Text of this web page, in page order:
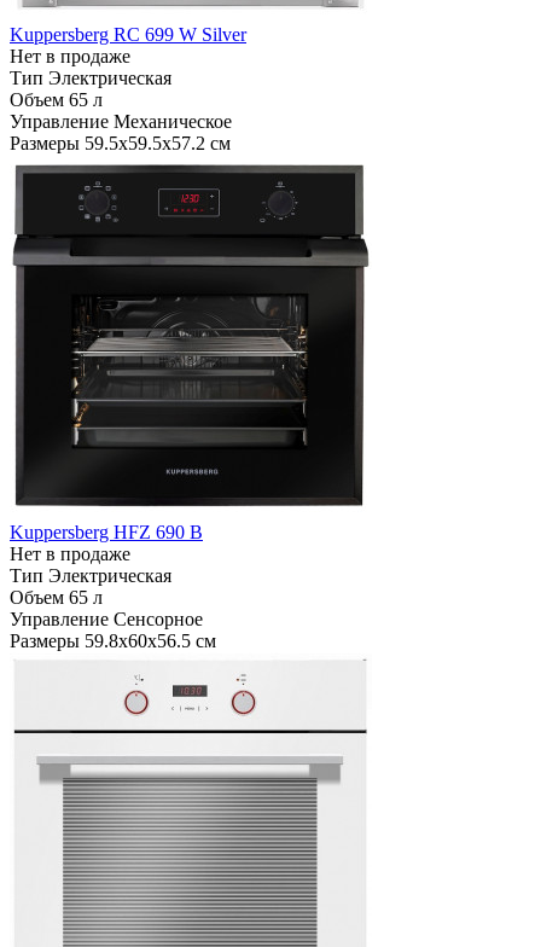
Kuppersberg RC 699 W Silver
Нет в продаже
Тип Электрическая
Объем 65 л
Управление Механическое
Размеры 59.5х59.5х57.2 см
Kuppersberg HFZ 690 B
Нет в продаже
Тип Электрическая
Объем 65 л
Управление Сенсорное
Размеры 59.8х60х56.5 см